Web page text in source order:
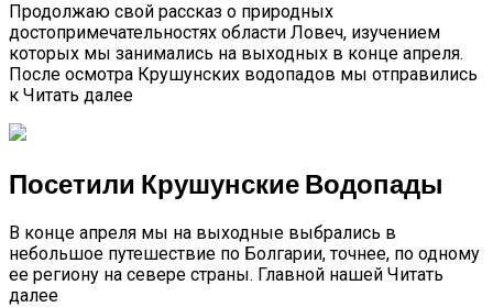
Продолжаю свой рассказ о природных
достопримечательностях области Ловеч, изучением
которых мы занимались на выходных в конце апреля.
После осмотра Крушунских водопадов мы отправились
к Читать далее
Посетили Крушунские Водопады
В конце апреля мы на выходные выбрались в
небольшое путешествие по Болгарии, точнее, по одному
ее региону на севере страны. Главной нашей Читать
далее